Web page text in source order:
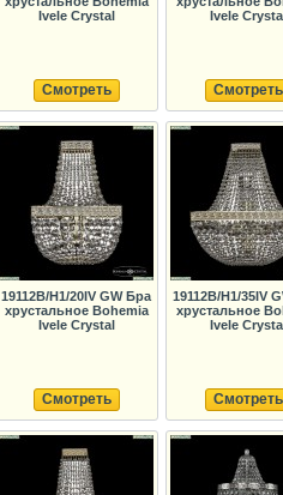
Ivele Crystal
Смотреть
Ivele
Смотреть
19112B/H1/20IV GW Бра
хрустальное Bohemia
Ivele Crystal
Смотреть
19112B/H1/35IV
хрустальное
Ivele
Смотреть